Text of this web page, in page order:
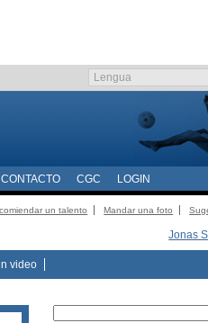
CONTACTO CGC LOGIN
un talento Mandar una foto
Jonas
video